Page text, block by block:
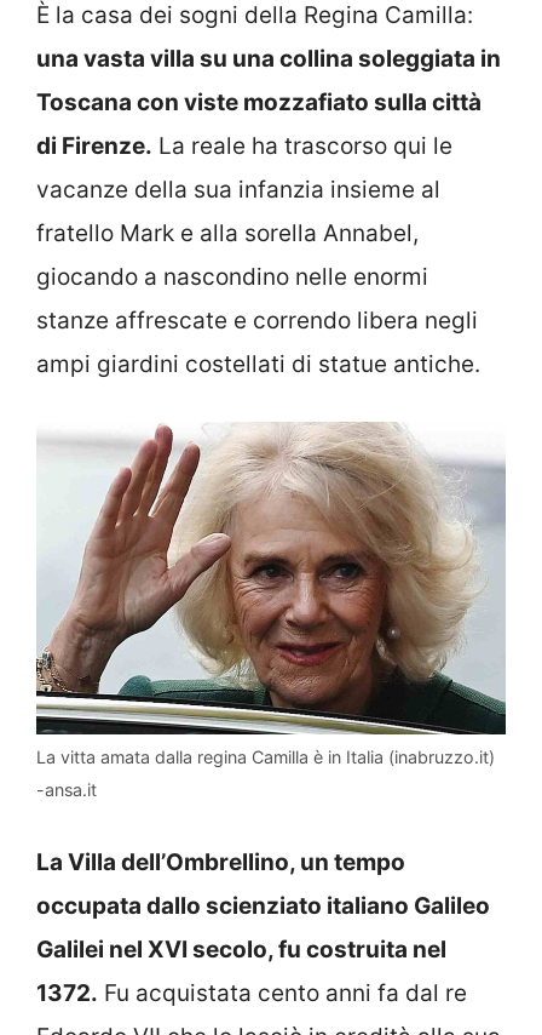
È la casa dei sogni della Regina Camilla:
una vasta villa su una collina soleggiata in
Toscana con viste mozzafiato sulla città
di Firenze. La reale ha trascorso qui le
vacanze della sua infanzia insieme al
fratello Mark e alla sorella Annabel,
giocando a nascondino nelle enormi
stanze affrescate e correndo libera negli
ampi giardini costellati di statue antiche.
La vitta amata dalla regina Camilla è in Italia (inabruzzo.it)
-ansa.it
La Villa dell’Ombrellino, un tempo
occupata dallo scienziato italiano Galileo
Galilei nel XVI secolo, fu costruita nel
1372. Fu acquistata cento anni fa dal re